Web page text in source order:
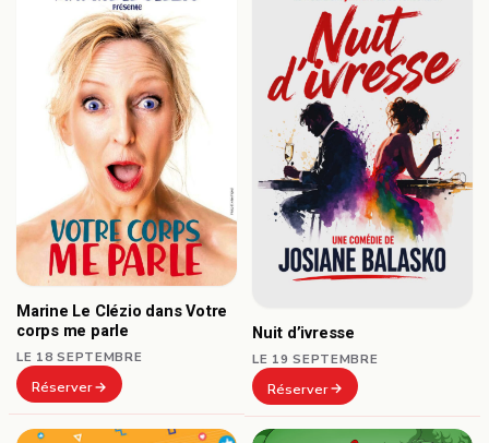
Marine Le Clézio dans Votre
corps me parle
LE 18 SEPTEMBRE
Réserver
Nuit d’ivresse
LE 19 SEPTEMBRE
Réserver